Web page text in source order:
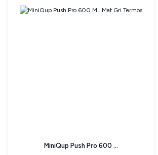
MiniQup Push Pro 600 ...